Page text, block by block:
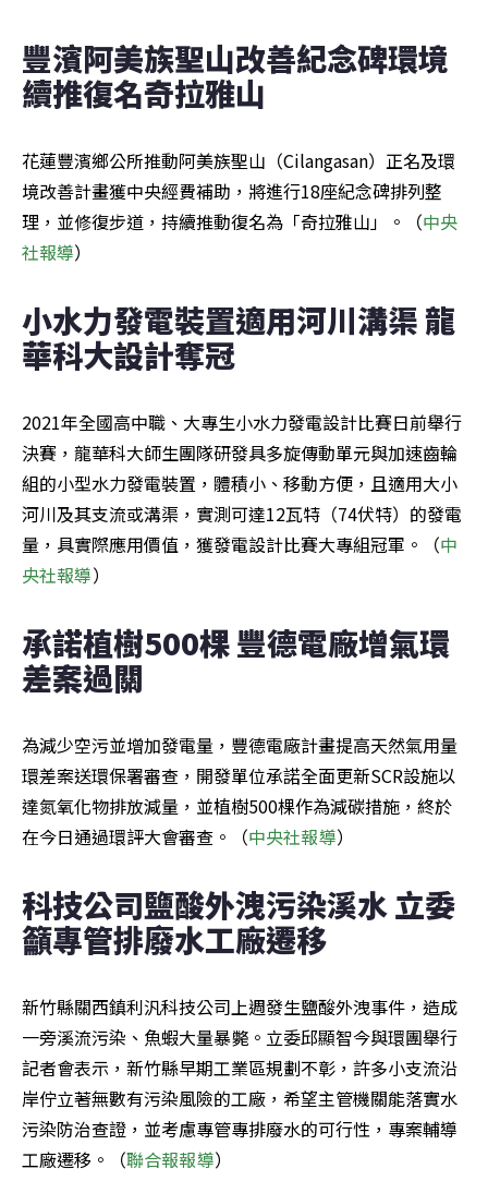
豐濱阿美族聖山改善紀念碑環境
續推復名奇拉雅山
花蓮豐濱鄉公所推動阿美族聖山（Cilangasan）正名及環
境改善計畫獲中央經費補助，將進行18座紀念碑排列整
理，並修復步道，持續推動復名為「奇拉雅山」。（中央
社報導）
小水力發電裝置適用河川溝渠 龍
華科大設計奪冠
2021年全國高中職、大專生小水力發電設計比賽日前舉行
決賽，龍華科大師生團隊研發具多旋傳動單元與加速齒輪
組的小型水力發電裝置，體積小、移動方便，且適用大小
河川及其支流或溝渠，實測可達12瓦特（74伏特）的發電
量，具實際應用價值，獲發電設計比賽大專組冠軍。（中
央社報導）
承諾植樹500棵 豐德電廠增氣環
差案過關
為減少空污並增加發電量，豐德電廠計畫提高天然氣用量
環差案送環保署審查，開發單位承諾全面更新SCR設施以
達氮氧化物排放減量，並植樹500棵作為減碳措施，終於
在今日通過環評大會審查。（中央社報導）
科技公司鹽酸外洩污染溪水 立委
籲專管排廢水工廠遷移
新竹縣關西鎮利汎科技公司上週發生鹽酸外洩事件，造成
一旁溪流污染、魚蝦大量暴斃。立委邱顯智今與環團舉行
記者會表示，新竹縣早期工業區規劃不彰，許多小支流沿
岸佇立著無數有污染風險的工廠，希望主管機關能落實水
污染防治查證，並考慮專管專排廢水的可行性，專案輔導
工廠遷移。（聯合報報導）